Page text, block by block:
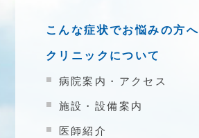
こんな症状でお悩みの方へ
クリニックについて
病院案内・アクセス
施設・設備案内
医師紹介